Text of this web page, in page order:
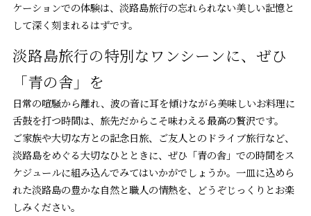
ケーションでの体験は、淡路島旅行の忘れられない美しい記憶と
して深く刻まれるはずです。
淡路島旅行の特別なワンシーンに、ぜひ
「青の舎」を
日常の喧騒から離れ、波の音に耳を傾けながら美味しいお料理に
舌鼓を打つ時間は、旅先だからこそ味わえる最高の贅沢です。
ご家族や大切な方との記念日旅、ご友人とのドライブ旅行など、
淡路島をめぐる大切なひとときに、ぜひ「青の舎」での時間をス
ケジュールに組み込んでみてはいかがでしょうか。一皿に込めら
れた淡路島の豊かな自然と職人の情熱を、どうぞじっくりとお楽
しみください。